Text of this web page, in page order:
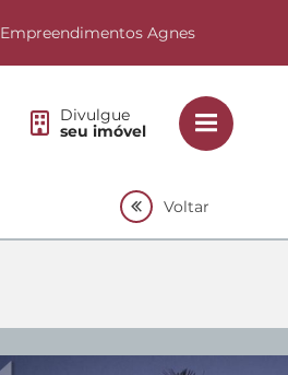
Empreendimentos Agnes
Divulgue
seu imóvel
Voltar